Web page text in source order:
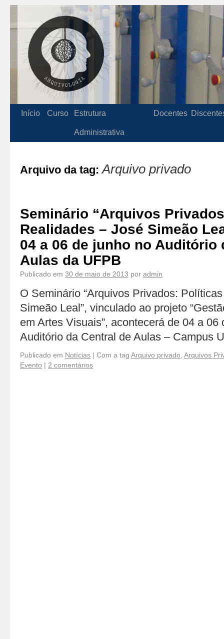
Início Curso Estrutura
Administrativa
Docentes
Arquivo da tag:Arquivo privado
Seminário “Arquivos
Realidades – José Simeão
04 a 06 de junho no Auditório
Aulas da UFPB
Publicado em 30 de maio de 2013 por admin
O Seminário “Arquivos Privados:
Simeão Leal”, vinculado ao projeto
em Artes Visuais”, acontecerá de 04 a 06
Auditório da Central de Aulas – Campus
Publicado em Notícias | Com a tag Arquivo privado Arquivos
Evento | 2 comentários